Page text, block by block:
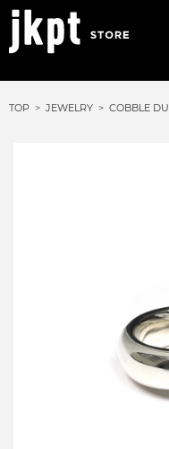
TOP JEWELRY COBBLE DU